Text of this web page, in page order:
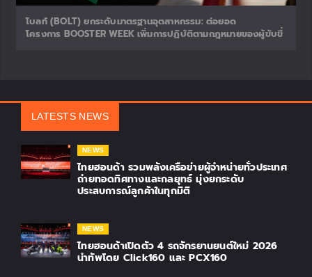
โบลท์ (BOLT) ยกระดับมาตรฐานอุตสาหกรรม: ต่อยอด
โครงการ BOOSTER WEEK เพิ่มการปฏิบัติตามกฎหมายของผู้ขับขี่
LATESTS NEWS
NEWS
ไทยฮอนด้า รวมพลังเครือข่ายผู้จำหน่ายทั่วประเทศ
ถ่ายทอดทิศทางและกลยุทธ์ มุ่งยกระดับ
ประสบการณ์ลูกค้าในทุกมิติ
NEWS
ไทยฮอนด้าเปิดตัว 4 รถจักรยานยนต์ใหม่ 2026
นำทัพโดย Click160 และ PCX160